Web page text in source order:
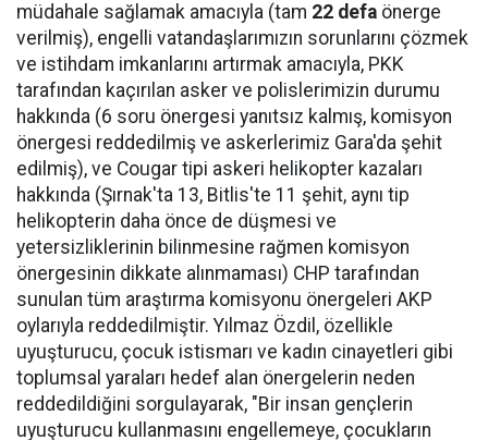
müdahale sağlamak amacıyla (tam 22 defa önerge
verilmiş), engelli vatandaşlarımızın sorunlarını çözmek
ve istihdam imkanlarını artırmak amacıyla, PKK
tarafından kaçırılan asker ve polislerimizin durumu
hakkında (6 soru önergesi yanıtsız kalmış, komisyon
önergesi reddedilmiş ve askerlerimiz Gara'da şehit
edilmiş), ve Cougar tipi askeri helikopter kazaları
hakkında (Şırnak'ta 13, Bitlis'te 11 şehit, aynı tip
helikopterin daha önce de düşmesi ve
yetersizliklerinin bilinmesine rağmen komisyon
önergesinin dikkate alınmaması) CHP tarafından
sunulan tüm araştırma komisyonu önergeleri AKP
oylarıyla reddedilmiştir. Yılmaz Özdil, özellikle
uyuşturucu, çocuk istismarı ve kadın cinayetleri gibi
toplumsal yaraları hedef alan önergelerin neden
reddedildiğini sorgulayarak, "Bir insan gençlerin
uyuşturucu kullanmasını engellemeye, çocukların